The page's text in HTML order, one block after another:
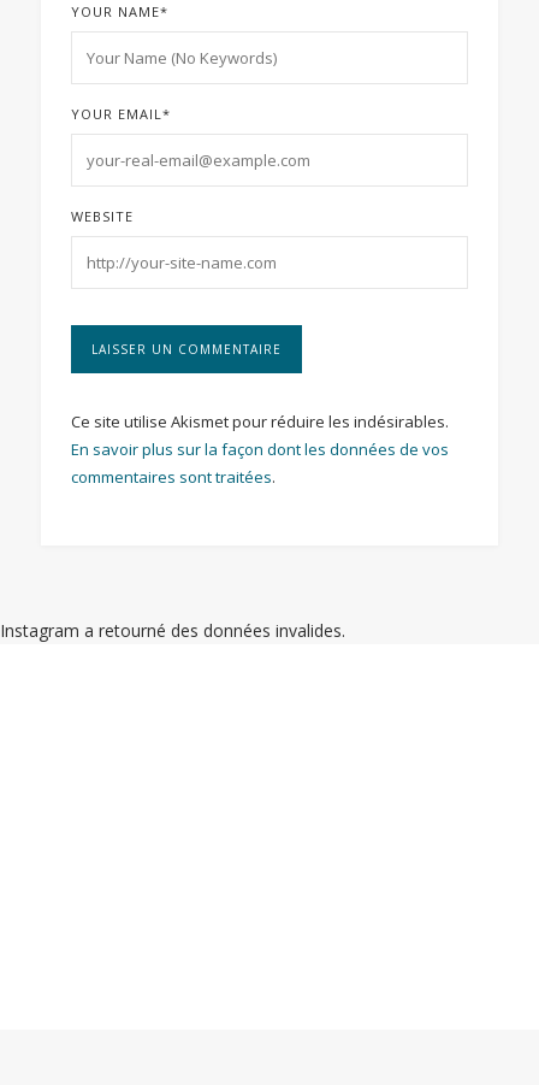
YOUR NAME*
YOUR EMAIL *
WEBSITE
Ce site utilise Akismet pour réduire les indésirables.
En savoir plus sur la façon dont les données de vos
commentaires sont traitées.
Instagram a retourné des données invalides.